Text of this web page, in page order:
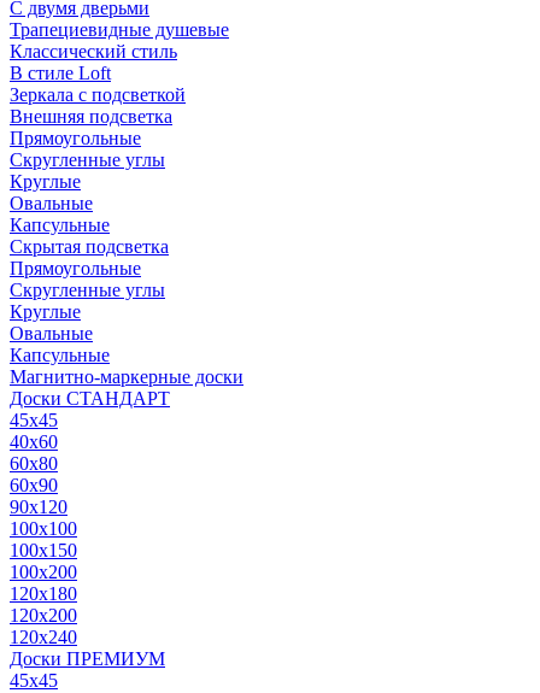
С двумя дверьми
Трапециевидные душевые
Классический стиль
В стиле Loft
Зеркала с подсветкой
Внешняя подсветка
Прямоугольные
Скругленные углы
Круглые
Овальные
Капсульные
Скрытая подсветка
Прямоугольные
Скругленные углы
Круглые
Овальные
Капсульные
Магнитно-маркерные доски
Доски СТАНДАРТ
45x45
40x60
60x80
60x90
90x120
100x100
100x150
100x200
120x180
120x200
120x240
Доски ПРЕМИУМ
45x45